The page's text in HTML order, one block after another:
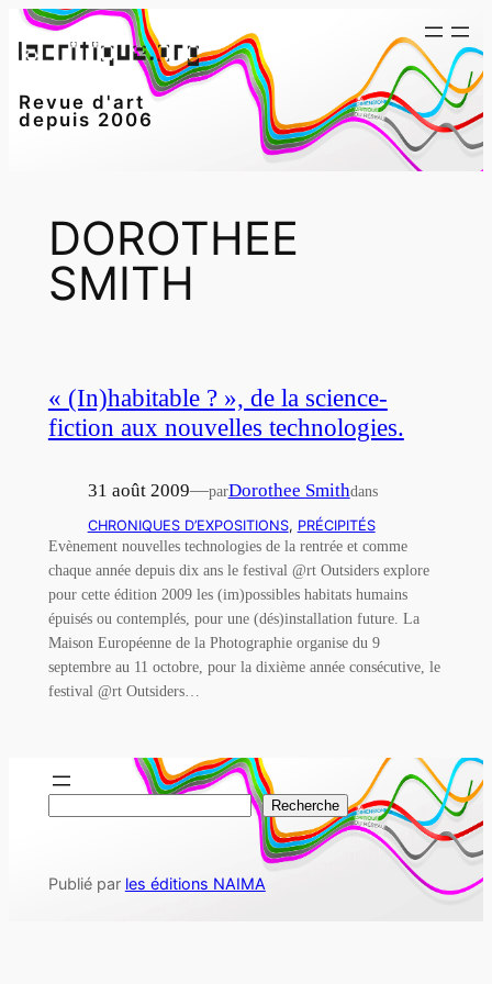
Aller
au
Revue d'art
depuis 2006
DOROTHEE
SMITH
« (In)habitable ? », de la science-
fiction aux nouvelles technologies.
31 août 2009—parDorothee Smithdans
CHRONIQUES D’EXPOSITIONS, PRÉCIPITÉS
Evènement nouvelles technologies de la rentrée et comme
chaque année depuis dix ans le festival @rt Outsiders explore
pour cette édition 2009 les (im)possibles habitats humains
épuisés ou contemplés, pour une (dés)installation future. La
Maison Européenne de la Photographie organise du 9
septembre au 11 octobre, pour la dixième année consécutive, le
festival @rt Outsiders…
h
Recherche
Publié par les éditions NAIMA